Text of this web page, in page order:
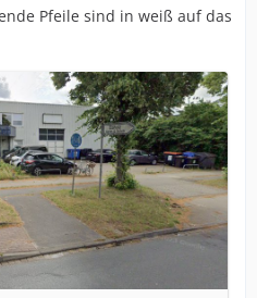
Pfeile sind in weiß auf das